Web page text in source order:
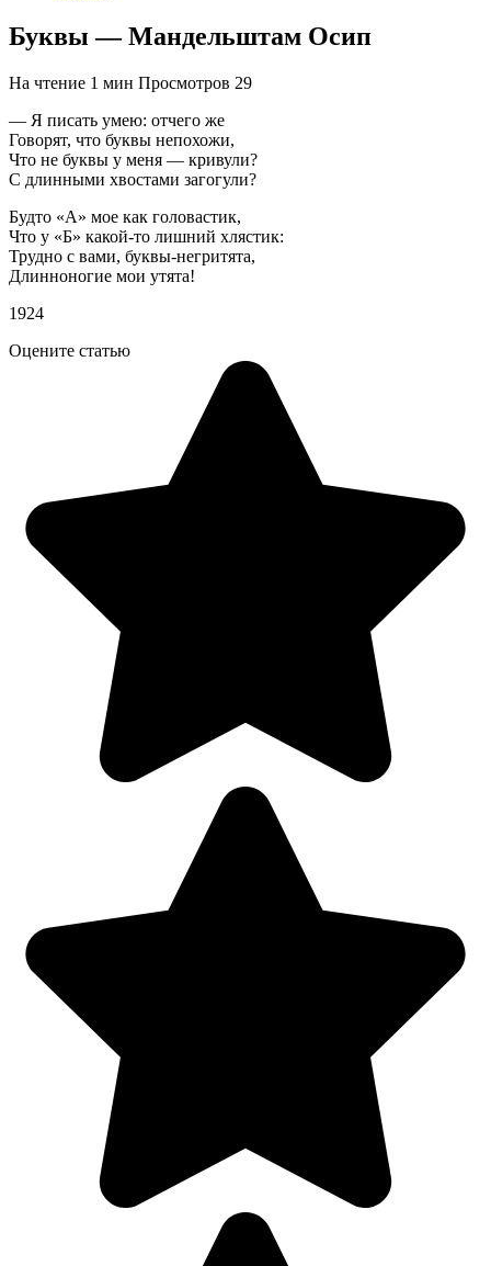
Буквы — Мандельштам Осип
На чтение 1 мин Просмотров 29
— Я писать умею: отчего же
Говорят, что буквы непохожи,
Что не буквы у меня — кривули?
С длинными хвостами загогули?
Будто «А» мое как головастик,
Что у «Б» какой-то лишний хлястик:
Трудно с вами, буквы-негритята,
Длинноногие мои утята!
1924
Оцените статью